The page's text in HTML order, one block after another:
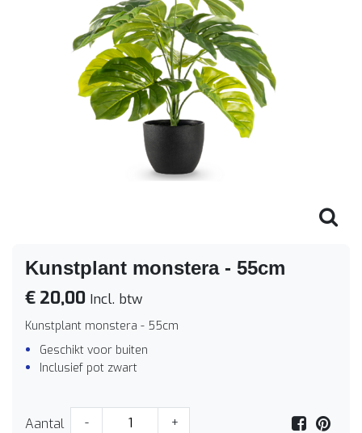
Kunstplant monstera - 55cm
€ 20,00 Incl. btw
Kunstplant monstera - 55cm
Geschikt voor buiten
Inclusief pot zwart
Aantal - +